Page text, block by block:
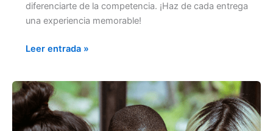
diferenciarte de la competencia. ¡Haz de cada entrega
una experiencia memorable!
Leer entrada »
MARKETING
DE
PROXIMIDAD